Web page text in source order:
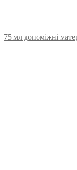
75 мл допоміжні